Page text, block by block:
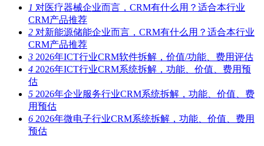
1 对医疗器械企业而言，CRM有什么用？适合本行业
CRM产品推荐
2 对新能源储能企业而言，CRM有什么用？适合本行业
CRM产品推荐
3 2026年ICT行业CRM软件拆解，价值/功能、费用评估
4 2026年ICT行业CRM系统拆解，功能、价值、费用预
估
5 2026年企业服务行业CRM系统拆解，功能、价值、费
用预估
6 2026年微电子行业CRM系统拆解，功能、价值、费用
预估